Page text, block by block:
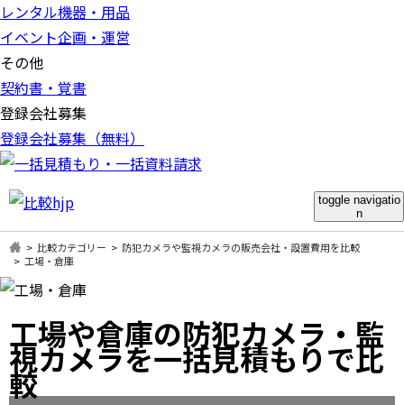
レンタル機器・用品
イベント企画・運営
その他
契約書・覚書
登録会社募集
登録会社募集（無料）
toggle navigatio
n
比較カテゴリー
防犯カメラや監視カメラの販売会社・設置費用を比較
工場・倉庫
工場や倉庫の防犯カメラ・監
視カメラを一括見積もりで比
較